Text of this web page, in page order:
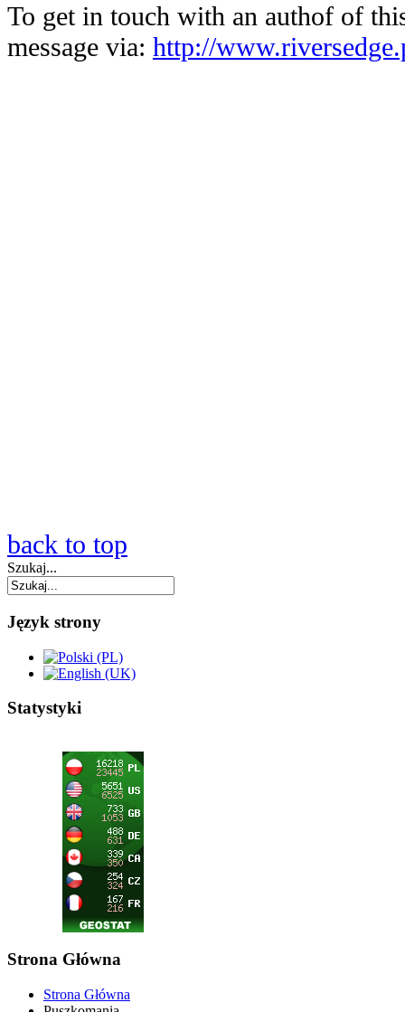
To get in touch with an authof of
message via: http://
back to top
Szukaj...
Język strony
Statystyki
Strona Główna
Strona Główna